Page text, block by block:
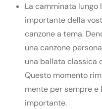
La camminata lungo
importante della
canzone a tema.
una canzone
una ballata classica
Questo momento
mente per sempre e
importante.